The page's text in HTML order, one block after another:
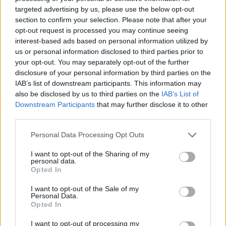
targeted advertising by us, please use the below opt-out
section to confirm your selection. Please note that after your
opt-out request is processed you may continue seeing
interest-based ads based on personal information utilized by
us or personal information disclosed to third parties prior to
your opt-out. You may separately opt-out of the further
disclosure of your personal information by third parties on the
IAB’s list of downstream participants. This information may
also be disclosed by us to third parties on the IAB’s List of
Downstream Participants that may further disclose it to other
Please note that this website/app uses one or more Google
not limited to your visit or usage behaviour. You may click to
grant or deny consent to Google and its third-party tags to
use your data for below specified purposes in below Google
consent section.
Personal Data Processing Opt Outs
I want to opt-out of the Sharing of my
personal data.
Opted In
I want to opt-out of the Sale of my
Personal Data.
Opted In
I want to opt-out of processing my
2021, Παναγιώτης Ηλιόπουλος. Λίγες ημέρες μετά
την τρίτη θέση που κατέλαβε στο Rallycross
Ανάβρας, ο 17χρονος Αλέξανδρος Παπαευθυμίου
θα αγωνιστεί στο Iaveris Park με ένα Semog Bravo,
ενώ ένα Planet Kart Cross θα έχει στα χέρια του ο
Σπύρος Ράπτης, που πέρυσι είχε ολοκληρώσει στην
τρίτη θέση στον αγώνα. Την έκπληξη πέτυχε πριν
από λίγες ημέρες στην πέμπτη συνάντηση της
χρονιάς ο 29χρονος Δημήτρης Άγγελος Βασιλέρης,
ο οποίος στο ντεμπούτο του στο Πρωτάθλημα